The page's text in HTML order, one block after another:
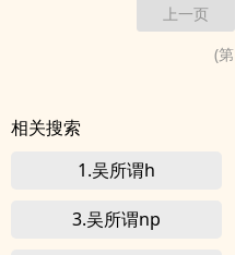
<br> 常言说，女人的胸有多
上一页
(第
相关搜索
1.吴所谓h
3.吴所谓np